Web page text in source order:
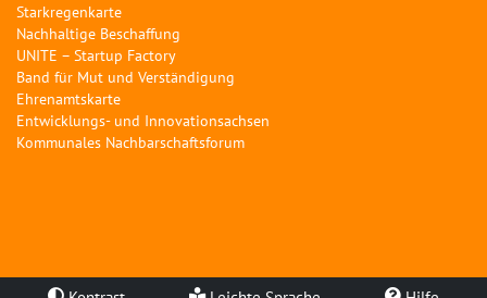
Starkregenkarte
Nachhaltige Beschaffung
UNITE – Startup Factory
Band für Mut und Verständigung
Ehrenamtskarte
Entwicklungs- und Innovationsachsen
Kommunales Nachbarschaftsforum